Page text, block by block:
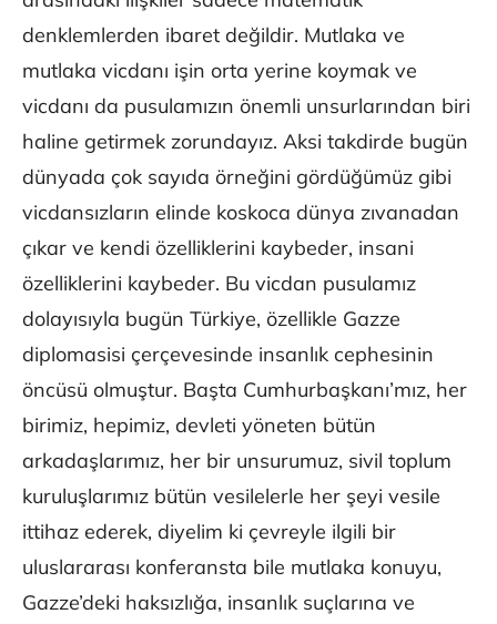
denklemlerden ibaret değildir. Mutlaka ve
mutlaka vicdanı işin orta yerine koymak ve
vicdanı da pusulamızın önemli unsurlarından biri
haline getirmek zorundayız. Aksi takdirde bugün
dünyada çok sayıda örneğini gördüğümüz gibi
vicdansızların elinde koskoca dünya zıvanadan
çıkar ve kendi özelliklerini kaybeder, insani
özelliklerini kaybeder. Bu vicdan pusulamız
dolayısıyla bugün Türkiye, özellikle Gazze
diplomasisi çerçevesinde insanlık cephesinin
öncüsü olmuştur. Başta Cumhurbaşkanı’mız, her
birimiz, hepimiz, devleti yöneten bütün
arkadaşlarımız, her bir unsurumuz, sivil toplum
kuruluşlarımız bütün vesilelerle her şeyi vesile
ittihaz ederek, diyelim ki çevreyle ilgili bir
uluslararası konferansta bile mutlaka konuyu,
Gazze’deki haksızlığa, insanlık suçlarına ve